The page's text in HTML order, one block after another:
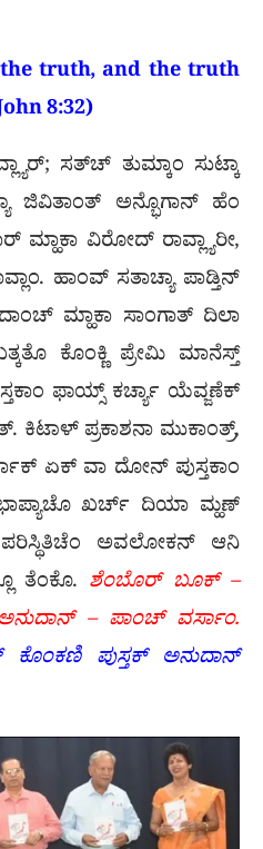
truth, and the truth
8:32)
ಸತ್‌ಚ್ ತುಮ್ಕಾಂ ಸುಟ್ಕಾ
ಜಿವಿತಾಂತ್ ಅನ್ಭೊಗಾನ್ ಹೆಂ
ಮ್ಹಾಕಾ ವಿರೋದ್ ರಾವ್ಲ್ಯಾರೀ,
ಹಾಂವ್ ಸತಾಚ್ಯಾ ಪಾಡ್ತಿನ್
ಮ್ಹಾಕಾ ಸಾಂಗಾತ್ ದಿಲಾ
ಕೊಂಕ್ಣಿ ಪ್ರೇಮಿ ಮಾನೆಸ್ತ್
ಫಾಯ್ಸ್ ಕರ್ಚ್ಯಾ ಯೆವ್ಜಣೆಕ್
ಪ್ರಕಾಶನಾ ಮುಕಾಂತ್ರ್,
ಏಕ್ ವಾ ದೋನ್ ಪುಸ್ತಕಾಂ
ಖರ್ಚ್ ದಿಯಾ ಮ್ಹಣ್
ಪರಿಸ್ಥಿತಿಚೆಂ ಅವಲೋಕನ್ ಆನಿ
ತೆಂಕೊ. ಶೆಂಬೊರ್ ಬೂಕ್ –
– ಪಾಂಚ್ ವರ್ಸಾಂ.
ಪುಸ್ತಕ್ ಅನುದಾನ್